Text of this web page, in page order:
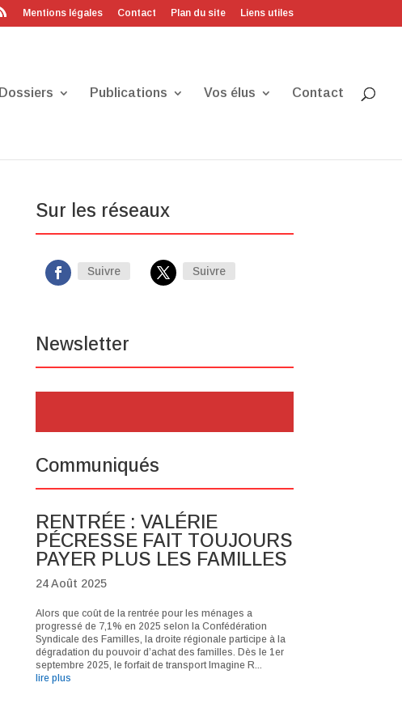
Mentions légales Contact Plan du site Liens utiles
Dossiers Publications Vos élus Contact
Sur les réseaux
Suivre Suivre
Newsletter
Communiqués
RENTRÉE : VALÉRIE
PÉCRESSE FAIT TOUJOURS
PAYER PLUS LES FAMILLES
24 Août 2025
Alors que coût de la rentrée pour les ménages a
progressé de 7,1% en 2025 selon la Confédération
Syndicale des Familles, la droite régionale participe à la
dégradation du pouvoir d’achat des familles. Dès le 1er
septembre 2025, le forfait de transport Imagine R...
lire plus